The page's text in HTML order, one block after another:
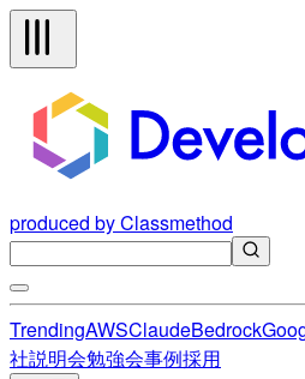
produced by Classmethod
TrendingAWSClaudeBedrock
社説明会勉強会事例採用